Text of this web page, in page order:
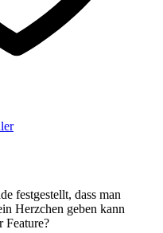
festgestellt, dass man
Herzchen geben kann
Feature?